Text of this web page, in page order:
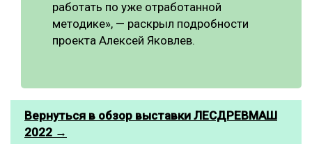
работать по уже отработанной
методике», — раскрыл подробности
проекта Алексей Яковлев.
Вернуться в обзор выставки ЛЕСДРЕВМАШ
2022 →